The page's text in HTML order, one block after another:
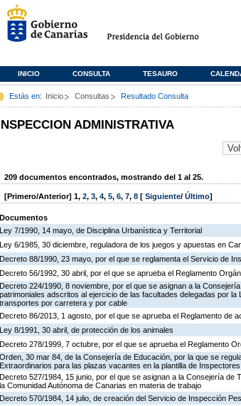
INICIO CONSULTA TESAURO
Estás en: Inicio Consultas Resultado Consulta
ADMINISTRATIVA
209 documentos encontrados, mostrando del 1 al 25.
[Primero/Anterior] 1, 2, 3, 4, 5, 6, 7, 8 [ Siguiente/ Último]
Documentos
Ley 7/1990, 14 mayo, de Disciplina Urbanística y Territorial
Ley 6/1985, 30 diciembre, reguladora de los juegos y apuestas en
Decreto 88/1990, 23 mayo, por el que se reglamenta el Servicio de
Decreto 56/1992, 30 abril, por el que se aprueba el Reglamento
Decreto 224/1990, 8 noviembre, por el que se asignan a la
patrimoniales adscritos al ejercicio de las facultades delegadas por
transportes por carretera y por cable
Decreto 86/2013, 1 agosto, por el que se aprueba el Reglamento de
Ley 8/1991, 30 abril, de protección de los animales
Decreto 278/1999, 7 octubre, por el que se aprueba el Reglamento
Orden, 30 mar 84, de la Consejería de Educación, por la que se
Extraordinarios para las plazas vacantes en la plantilla de
Decreto 527/1984, 15 junio, por el que se asignan a la Consejería
la Comunidad Autónoma de Canarias en materia de trabajo
Decreto 570/1984, 14 julio, de creación del Servicio de Inspección